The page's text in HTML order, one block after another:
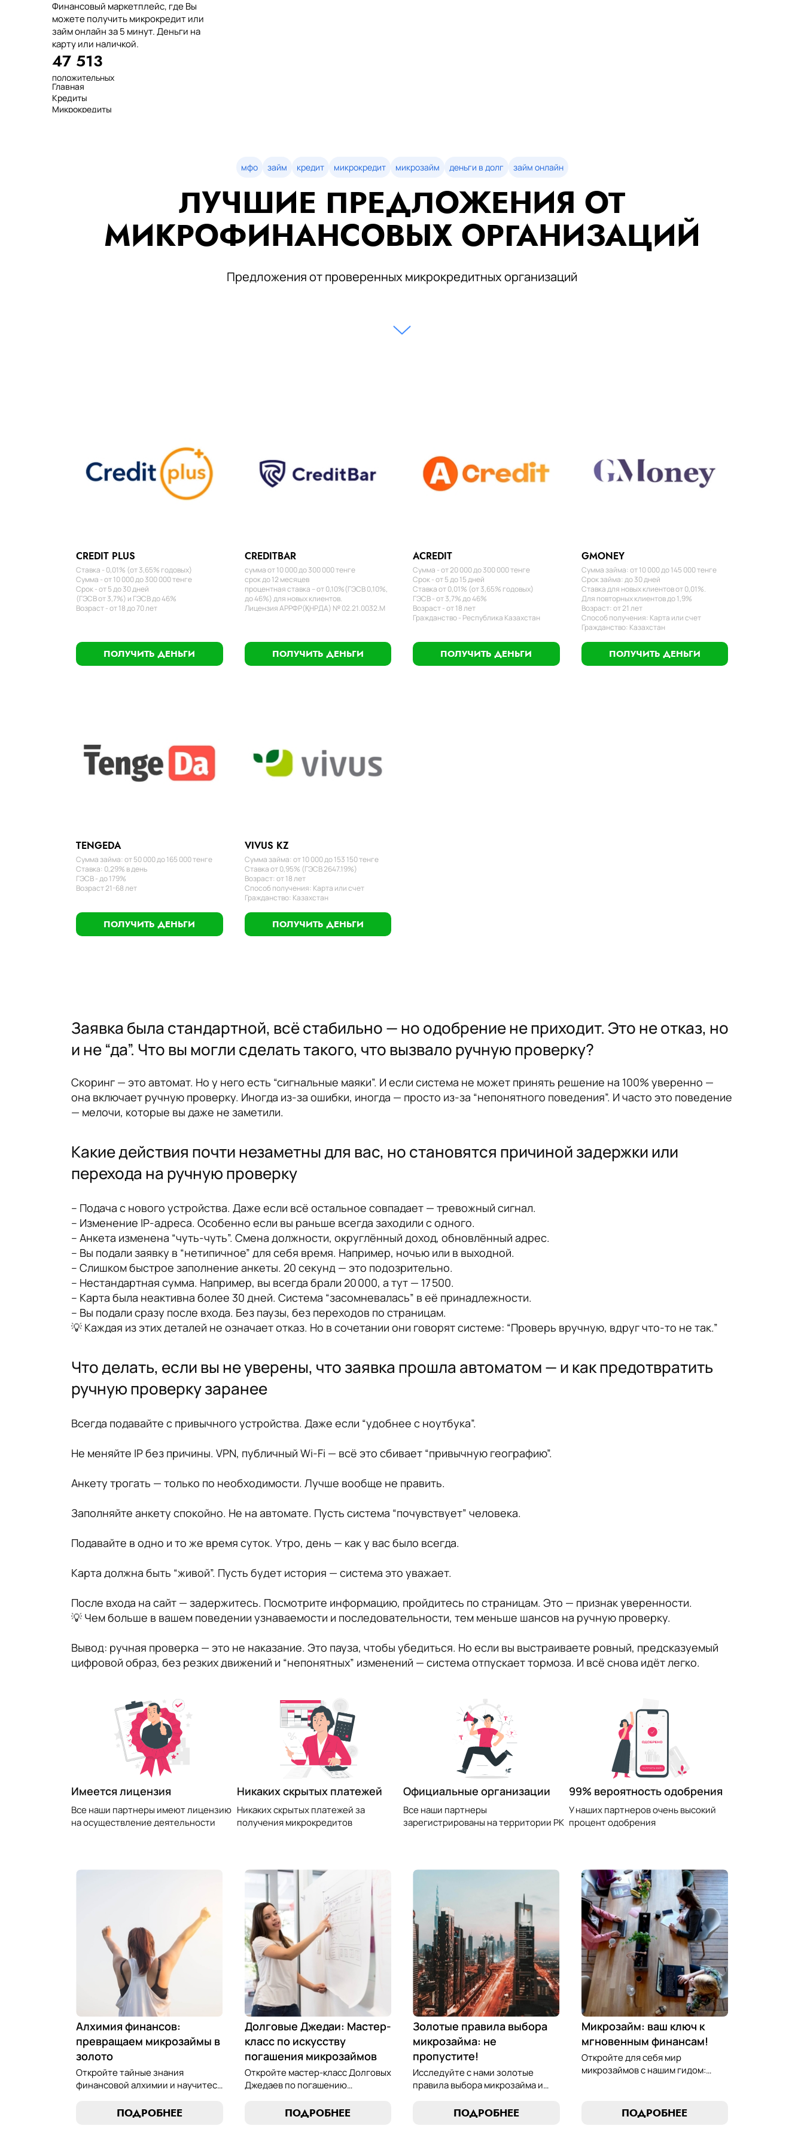
Финансовый маркетплейс, где Вы
можете получить микрокредит или
займ онлайн за 5 минут. Деньги на
карту или наличкой.
47 513
положительных
отзывов
тенге выдано
нашим клиентам
7 минут
Главная
Кредиты
Микрокредиты
мфо займ кредит микрокредит микрозайм деньги в долг займ онлайн
ЛУЧШИЕ ПРЕДЛОЖЕНИЯ ОТ
МИКРОФИНАНСОВЫХ ОРГАНИЗАЦИЙ
Предложения от проверенных микрокредитных организаций
CREDIT PLUS
Ставка - 0,01% (от 3,65% годовых)
Сумма - от 10 000 до 300 000 тенге
Срок - от 5 до 30 дней
(ГЭСВ от 3,7%) и ГЭСВ до 46%
Возраст - от 18 до 70 лет
ПОЛУЧИТЬ ДЕНЬГИ
CREDITBAR
сумма от 10 000 до 300 000 тенге
срок до 12 месяцев
процентная ставка – от 0,10%(ГЭСВ 0,10%,
до 46%) для новых клиентов.
Лицензия АРРФР(ҚНРДА) № 02.21.0032.М
ПОЛУЧИТЬ ДЕНЬГИ
ACREDIT
Сумма - от 20 000 до 300 000 тенге
Срок - от 5 до 15 дней
Ставка от 0,01% (от 3,65% годовых)
ГЭСВ - от 3,7% до 46%
Возраст - от 18 лет
Гражданство - Республика Казахстан
ПОЛУЧИТЬ ДЕНЬГИ
GMONEY
Сумма займа: от 10 000 до 145 000 тенге
Срок займа: до 30 дней
Ставка для новых клиентов от 0,01%.
Для повторных клиентов до 1,9%
Возраст: от 21 лет
Способ получения: Карта или счет
Гражданство: Казахстан
ПОЛУЧИТЬ ДЕНЬГИ
TENGEDA
Сумма займа: от 50 000 до 165 000 тенге
Ставка: 0,29% в день
ГЭСВ - до 179%
Возраст 21-68 лет
ПОЛУЧИТЬ ДЕНЬГИ
VIVUS KZ
Сумма займа: от 10 000 до 153 150 тенге
Ставка от 0,95% (ГЭСВ 2647.19%)
Возраст: от 18 лет
Способ получения: Карта или счет
Гражданство: Казахстан
ПОЛУЧИТЬ ДЕНЬГИ
Заявка была стандартной, всё стабильно — но одобрение не приходит. Это не отказ, но
и не “да”. Что вы могли сделать такого, что вызвало ручную проверку?
Скоринг — это автомат. Но у него есть “сигнальные маяки”. И если система не может принять решение на 100% уверенно —
она включает ручную проверку. Иногда из-за ошибки, иногда — просто из-за “непонятного поведения”. И часто это поведение
— мелочи, которые вы даже не заметили.
Какие действия почти незаметны для вас, но становятся причиной задержки или
перехода на ручную проверку
– Подача с нового устройства. Даже если всё остальное совпадает — тревожный сигнал.
– Изменение IP-адреса. Особенно если вы раньше всегда заходили с одного.
– Анкета изменена “чуть-чуть”. Смена должности, округлённый доход, обновлённый адрес.
– Вы подали заявку в “нетипичное” для себя время. Например, ночью или в выходной.
– Слишком быстрое заполнение анкеты. 20 секунд — это подозрительно.
– Нестандартная сумма. Например, вы всегда брали 20 000, а тут — 17 500.
– Карта была неактивна более 30 дней. Система “засомневалась” в её принадлежности.
– Вы подали сразу после входа. Без паузы, без переходов по страницам.
💡 Каждая из этих деталей не означает отказ. Но в сочетании они говорят системе: “Проверь вручную, вдруг что-то не так.”
Что делать, если вы не уверены, что заявка прошла автоматом — и как предотвратить
ручную проверку заранее
Всегда подавайте с привычного устройства. Даже если “удобнее с ноутбука”.
Не меняйте IP без причины. VPN, публичный Wi-Fi — всё это сбивает “привычную географию”.
Анкету трогать — только по необходимости. Лучше вообще не править.
Заполняйте анкету спокойно. Не на автомате. Пусть система “почувствует” человека.
Подавайте в одно и то же время суток. Утро, день — как у вас было всегда.
Карта должна быть “живой”. Пусть будет история — система это уважает.
После входа на сайт — задержитесь. Посмотрите информацию, пройдитесь по страницам. Это — признак уверенности.
💡 Чем больше в вашем поведении узнаваемости и последовательности, тем меньше шансов на ручную проверку.
Вывод: ручная проверка — это не наказание. Это пауза, чтобы убедиться. Но если вы выстраиваете ровный, предсказуемый
цифровой образ, без резких движений и “непонятных” изменений — система отпускает тормоза. И всё снова идёт легко.
​Имеется лицензия
Все наши партнеры имеют лицензию
на осуществление деятельности
Никаких скрытых платежей
Никаких скрытых платежей за
получения микрокредитов
Официальные организации
Все наши партнеры
зарегистрированы на территории РК
99% вероятность одобрения
У наших партнеров очень высокий
процент одобрения
Алхимия финансов:
превращаем микрозаймы в
золото
Откройте тайные знания
финансовой алхимии и научитесь
микрозаймам в золотые
ПОДРОБНЕЕ
Долговые Джедаи: Мастер-
класс по искусству
погашения микрозаймов
Откройте мастер-класс Долговых
Джедаев по погашению
искусство финансового
ПОДРОБНЕЕ
Золотые правила выбора
микрозайма: не
пропустите!
Исследуйте с нами золотые
правила выбора микрозайма и
оптимальный вариант,
ПОДРОБНЕЕ
Микрозайм: ваш ключ к
мгновенным финансам!
Откройте для себя мир
микрозаймов с нашим гидом:
стратегии погашения и
обеспечить себе финансовую
ПОДРОБНЕЕ